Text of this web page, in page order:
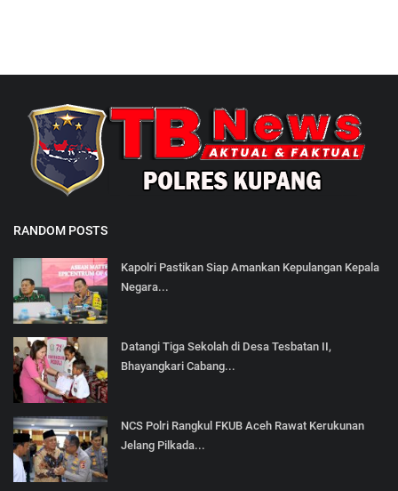
RANDOM POSTS
Kapolri Pastikan Siap Amankan Kepulangan Kepala
Negara...
Datangi Tiga Sekolah di Desa Tesbatan II,
Bhayangkari Cabang...
NCS Polri Rangkul FKUB Aceh Rawat Kerukunan
Jelang Pilkada...